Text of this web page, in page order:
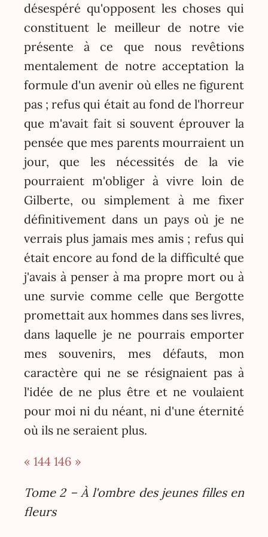
désespéré qu'opposent les choses qui
constituent le meilleur de notre vie
présente à ce que nous revêtions
mentalement de notre acceptation la
formule d'un avenir où elles ne figurent
pas ; refus qui était au fond de l'horreur
que m'avait fait si souvent éprouver la
pensée que mes parents mourraient un
jour, que les nécessités de la vie
pourraient m'obliger à vivre loin de
Gilberte, ou simplement à me fixer
définitivement dans un pays où je ne
verrais plus jamais mes amis ; refus qui
était encore au fond de la difficulté que
j'avais à penser à ma propre mort ou à
une survie comme celle que Bergotte
promettait aux hommes dans ses livres,
dans laquelle je ne pourrais emporter
mes souvenirs, mes défauts, mon
caractère qui ne se résignaient pas à
l'idée de ne plus être et ne voulaient
pour moi ni du néant, ni d'une éternité
où ils ne seraient plus.
« 144 146 »
Tome 2 – À l'ombre des jeunes filles en
fleurs